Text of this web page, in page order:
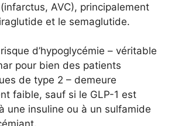
AVC), principalement
et le semaglutide.
d’hypoglycémie – véritable
pour bien des patients
de type 2 – demeure
faible, sauf si le GLP-1 est
une insuline ou à un sulfamide